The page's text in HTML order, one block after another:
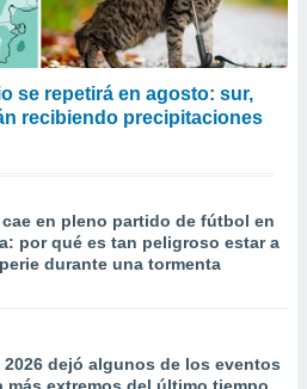
se repetirá en agosto: sur,
recibiendo precipitaciones
en pleno partido de fútbol en
por qué es tan peligroso estar a
durante una tormenta
dejó algunos de los eventos